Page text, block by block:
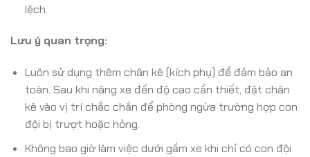
lệch.
Lưu ý quan trọng:
Luôn sử dụng thêm chân kê (kích phụ) để đảm bảo an
toàn. Sau khi nâng xe đến độ cao cần thiết, đặt chân
kê vào vị trí chắc chắn để phòng ngừa trường hợp con
đội bị trượt hoặc hỏng.
Không bao giờ làm việc dưới gầm xe khi chỉ có con đội